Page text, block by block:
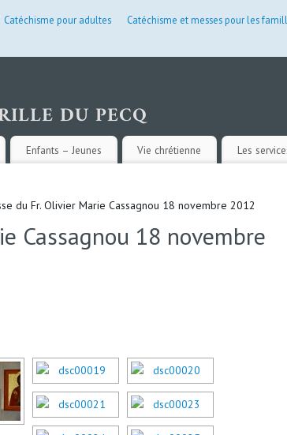
Catéchisme pour adultes Catéchisme et messes pour les
Enfants – Jeunes Vie chrétienne Les
du Fr. Olivier Marie Cassagnou 18 novembre 2012
Cassagnou 18 novembre